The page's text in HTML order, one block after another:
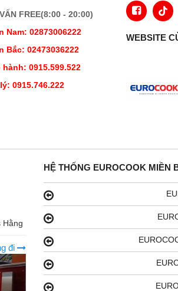
FREE(8:00 - 20:00)
Nam: 02873006222
Bắc: 02473036222
hành: 0915.599.522
0915.746.222
WEBSITE
Hằng
đi
HỆ THỐNG EUROCOOK MIỀN